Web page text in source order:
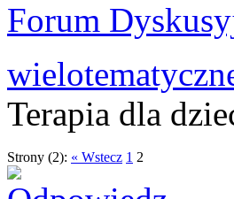
Forum
Terapia dla
Strony (2): « Wstecz 1 2